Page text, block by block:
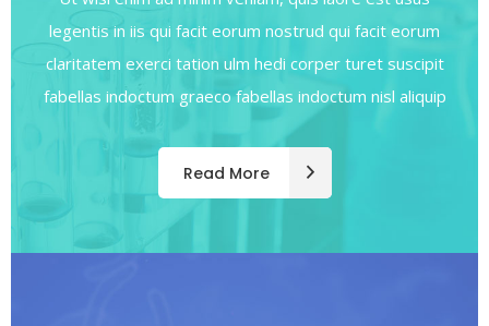
legentis in iis qui facit eorum nostrud qui facit eorum
claritatem exerci tation ulm hedi corper turet suscipit
fabellas indoctum graeco fabellas indoctum nisl aliquip
Read More